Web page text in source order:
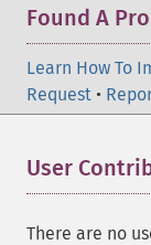
Found A
Learn How To
Request •
User
There are no